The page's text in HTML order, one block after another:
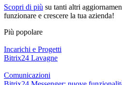
Scopri di più su tanti altri
funzionare e crescere la tua azienda!
Più popolare
Incarichi e Progetti
Bitrix24 Lavagne
Comunicazioni